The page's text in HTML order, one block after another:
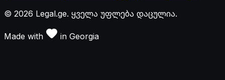
© 2026 Legal.ge. ყველა უფლება დაცულია.
Made with in Georgia